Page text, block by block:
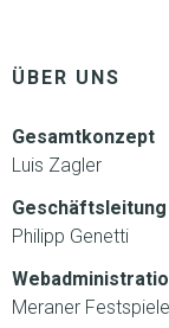
ÜBER UNS
Gesamtkonzept
Luis Zagler
Geschäftsleitung
Philipp Genetti
Meraner Festspiele